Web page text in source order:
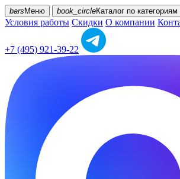
bars Меню book_circleКаталог по категориям
Условия работы Скидки О компании
+7 (495) 921-39-22